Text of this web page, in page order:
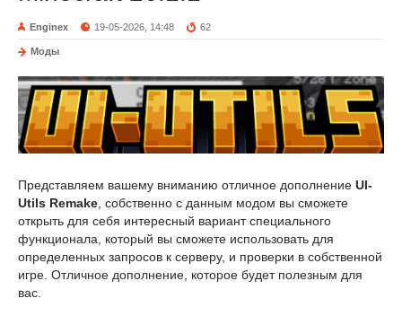
Enginex 19-05-2026, 14:48 62
Моды
Представляем вашему вниманию отличное дополнение UI-
Utils Remake , собственно с данным модом вы сможете
открыть для себя интересный вариант специального
функционала, который вы сможете использовать для
определенных запросов к серверу, и проверки в собственной
игре. Отличное дополнение, которое будет полезным для
вас.